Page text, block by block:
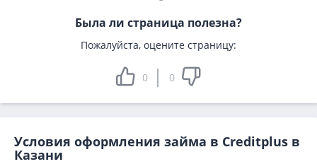
Была ли страница полезна?
Пожалуйста, оцените страницу:
0 0
Условия оформления займа в Creditplus в
Казани